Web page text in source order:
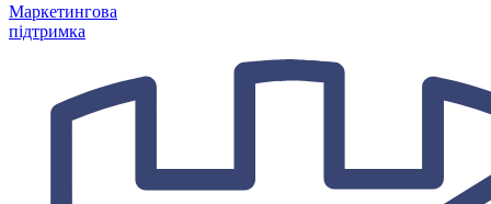
Маркетингова
підтримка